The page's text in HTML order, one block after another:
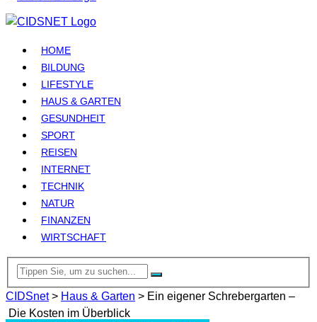
HOME
BILDUNG
LIFESTYLE
HAUS & GARTEN
GESUNDHEIT
SPORT
REISEN
INTERNET
TECHNIK
NATUR
FINANZEN
WIRTSCHAFT
CIDSnet> Haus & Garten > Ein eigener Schrebergarten –
Die Kosten im Überblick